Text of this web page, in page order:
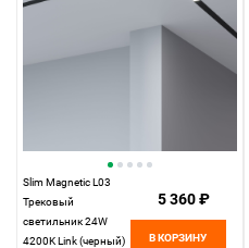
Slim Magnetic L03
Трековый
светильник 24W
4200K Link (черный)
5 360 ₽
В КОРЗИНУ